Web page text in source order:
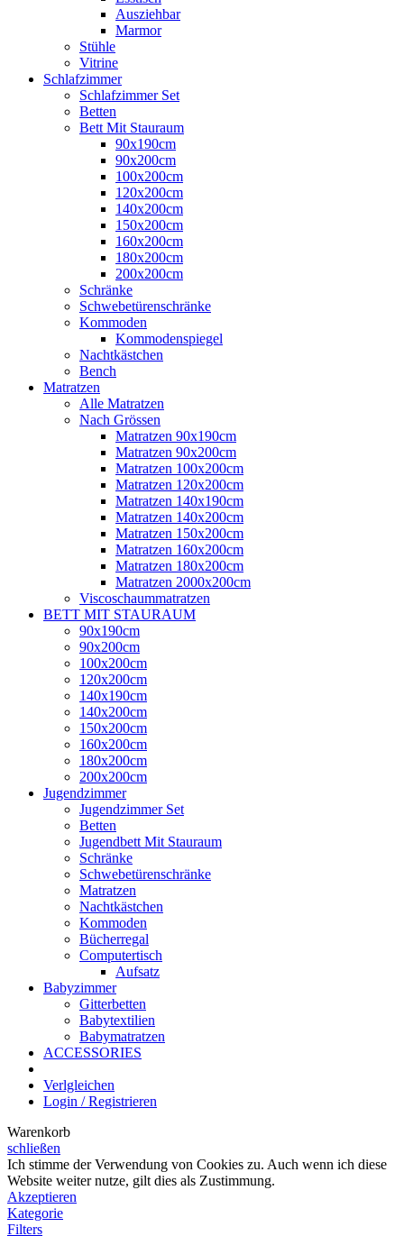
Ausziehbar
Marmor
Stühle
Vitrine
Schlafzimmer
Schlafzimmer Set
Betten
Bett Mit Stauraum
90x190cm
90x200cm
100x200cm
120x200cm
140x200cm
150x200cm
160x200cm
180x200cm
200x200cm
Schränke
Schwebetürenschränke
Kommoden
Kommodenspiegel
Nachtkästchen
Bench
Matratzen
Alle Matratzen
Nach Grössen
Matratzen 90x190cm
Matratzen 90x200cm
Matratzen 100x200cm
Matratzen 120x200cm
Matratzen 140x190cm
Matratzen 140x200cm
Matratzen 150x200cm
Matratzen 160x200cm
Matratzen 180x200cm
Matratzen 2000x200cm
Viscoschaummatratzen
BETT MIT STAURAUM
90x190cm
90x200cm
100x200cm
120x200cm
140x190cm
140x200cm
150x200cm
160x200cm
180x200cm
200x200cm
Jugendzimmer
Jugendzimmer Set
Betten
Jugendbett Mit Stauraum
Schränke
Schwebetürenschränke
Matratzen
Nachtkästchen
Kommoden
Bücherregal
Computertisch
Aufsatz
Babyzimmer
Gitterbetten
Babytextilien
Babymatratzen
ACCESSORIES
Verlgleichen
Login / Registrieren
Warenkorb
schließen
Ich stimme der Verwendung von Cookies zu. Auch wenn ich diese
Website weiter nutze, gilt dies als Zustimmung.
Akzeptieren
Kategorie
Filters